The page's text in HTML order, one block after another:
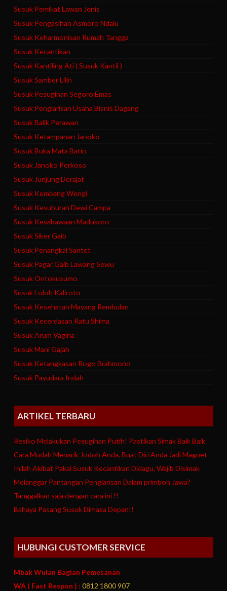
Susuk Pemikat Lawan Jenis
Susuk Pengasihan Asmoro Ndalu
Susuk Keharmonisan Rumah Tangga
Susuk Kecantikan
Susuk Kantiling Ati ( Susuk Kantil )
Susuk Samber Lilin
Susuk Pesugihan Segoro Emas
Susuk Penglarisan Usaha Bisnis Dagang
Susuk Balik Perawan
Susuk Ketampanan Janoko
Susuk Buka Mata Batin
Susuk Janoko Perkoso
Susuk Junjung Derajat
Susuk Kembang Wengi
Susuk Kesuburan Dewi Campa
Susuk Kewibawaan Madukoro
Susuk Siker Gaib
Susuk Penangkal Santet
Susuk Pagar Gaib Lawang Sewu
Susuk Ontokusumo
Susuk Loloh Kaliroto
Susuk Kesehatan Mayang Rembulan
Susuk Kecerdasan Ratu Shima
Susuk Arum Vagina
Susuk Mani Gajah
Susuk Ketangkasan Rogo Brahmono
Susuk Payudara Indah
ARTIKEL TERBARU
Resiko Melakukan Pesugihan Putih! Pastikan Simak Baik Baik
Cara Mudah Menarik Jodoh Anda, Buat Diri Anda Jadi Magnet
Inilah Akibat Pakai Susuk Kecantikan Didagu, Wajib Disimak
Melanggar Pantangan Penglarisan Dalam primbon Jawa?
Tanggalkan saja dengan cara ini !!
Bahaya Pasang Susuk Dimasa Depan!!
HUBUNGI CUSTOMER SERVICE
Mbak Wulan Bagian Pemesanan
WA ( Fast Respon ) : 0812 1800 907